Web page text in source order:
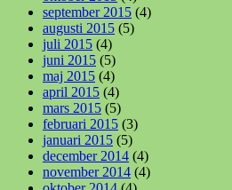
september 2015 (4)
augusti 2015 (5)
juli 2015 (4)
juni 2015 (5)
maj 2015 (4)
april 2015 (4)
mars 2015 (5)
februari 2015 (3)
januari 2015 (5)
december 2014 (4)
november 2014 (4)